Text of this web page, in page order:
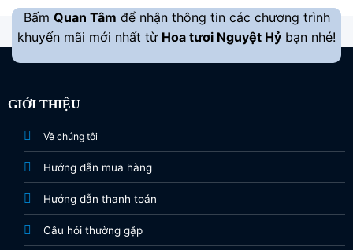
Bấm Quan Tâm để nhận thông tin các chương trình
khuyến mãi mới nhất từ Hoa tươi Nguyệt Hỷ bạn nhé!
GIỚI THIỆU
Về chúng tôi
Hướng dẫn mua hàng
Hướng dẫn thanh toán
Câu hỏi thường gặp